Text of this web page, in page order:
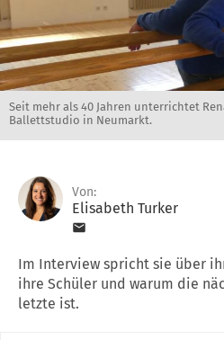
Seit mehr als 40 Jahren unterrichtet
Ballettstudio in Neumarkt.
Von:
Elisabeth Turker
Im Interview spricht sie über
ihre Schüler und warum die
letzte ist.